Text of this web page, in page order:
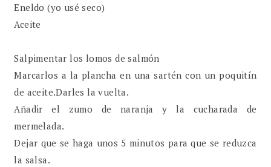
Eneldo (yo usé seco)
Aceite
Salpimentar los lomos de salmón
Marcarlos a la plancha en una sartén con un poquitín
de aceite.Darles la vuelta.
Añadir el zumo de naranja y la cucharada de
mermelada.
Dejar que se haga unos 5 minutos para que se reduzca
la salsa.